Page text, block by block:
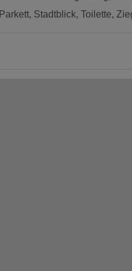
Parkett Stadtblick Toilette